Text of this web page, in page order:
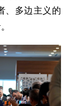
、多边主义的